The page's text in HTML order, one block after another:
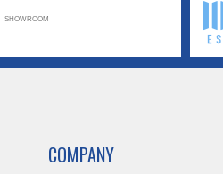
SHOWROOM
COMPANY